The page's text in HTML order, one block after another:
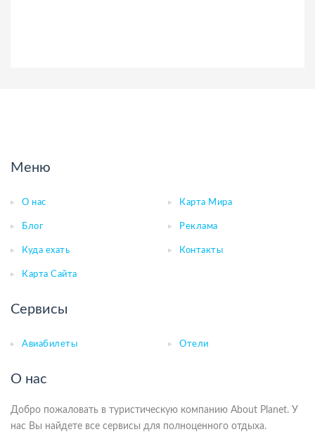
Меню
О нас Карта Мира
Блог Реклама
Куда ехать Контакты
Карта Сайта
Сервисы
Авиабилеты Отели
О нас
Добро пожаловать в туристическую компанию About Planet. У
нас Вы найдете все сервисы для полноценного отдыха.